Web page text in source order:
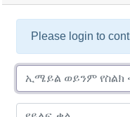
Please login to